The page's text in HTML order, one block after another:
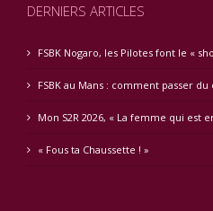
DERNIERS ARTICLES
FSBK Nogaro, les Pilotes font le «
FSBK au Mans : comment passer
Mon S2R 2026, « La femme qui est
« Fous ta Chaussette ! »